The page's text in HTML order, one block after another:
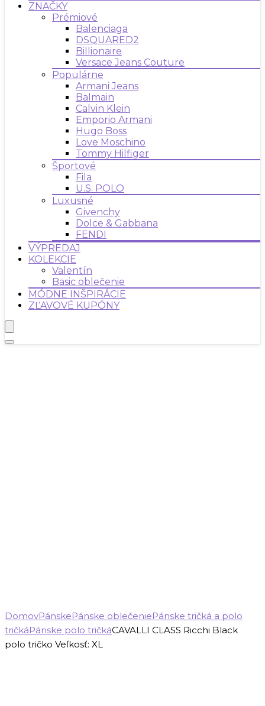
ZNAČKY
Prémiové
Balenciaga
DSQUARED2
Billionaire
Versace Jeans Couture
Populárne
Armani Jeans
Balmain
Calvin Klein
Emporio Armani
Hugo Boss
Love Moschino
Tommy Hilfiger
Športové
Fila
U.S. POLO
Luxusné
Givenchy
Dolce & Gabbana
FENDI
VÝPREDAJ
KOLEKCIE
Valentín
Basic oblečenie
MÓDNE INŠPIRÁCIE
ZĽAVOVÉ KUPÓNY
DomovPánskePánske oblečeniePánske tričká a polo
tričkáPánske polo tričkáCAVALLI CLASS Ricchi Black
polo tričko Veľkosť: XL